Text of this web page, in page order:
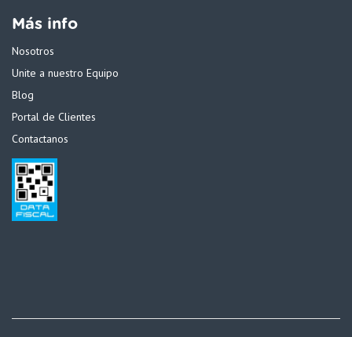
Más info
Nosotros
Unite a nuestro Equipo
Blog
Portal de Clientes
Contactanos